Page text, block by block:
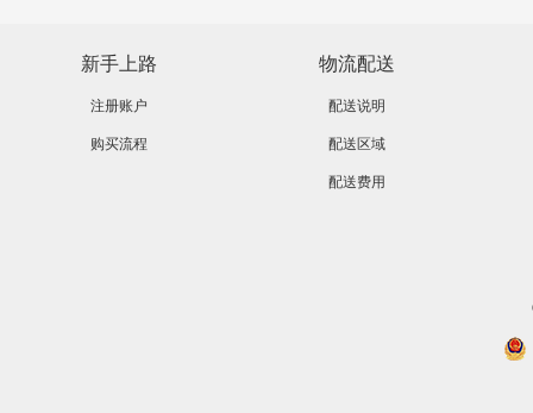
新手上路
注册账户
购买流程
物流配送
配送说明
配送区域
配送费用